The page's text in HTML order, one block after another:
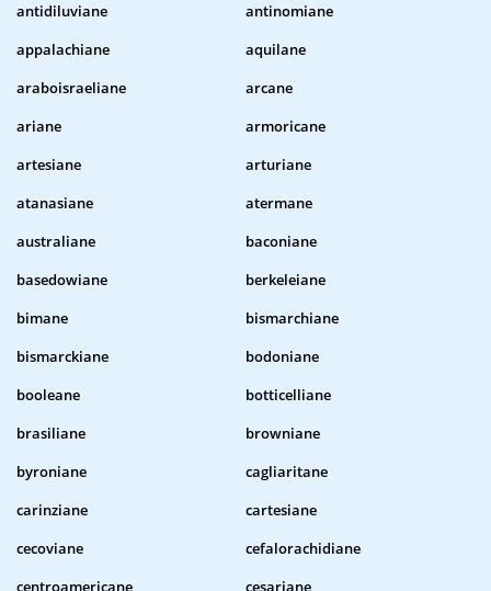
antidiluviane
antinomiane
appalachiane
aquilane
araboisraeliane
arcane
ariane
armoricane
artesiane
arturiane
atanasiane
atermane
australiane
baconiane
basedowiane
berkeleiane
bimane
bismarchiane
bismarckiane
bodoniane
booleane
botticelliane
brasiliane
browniane
byroniane
cagliaritane
carinziane
cartesiane
cecoviane
cefalorachidiane
centroamericane
cesariane